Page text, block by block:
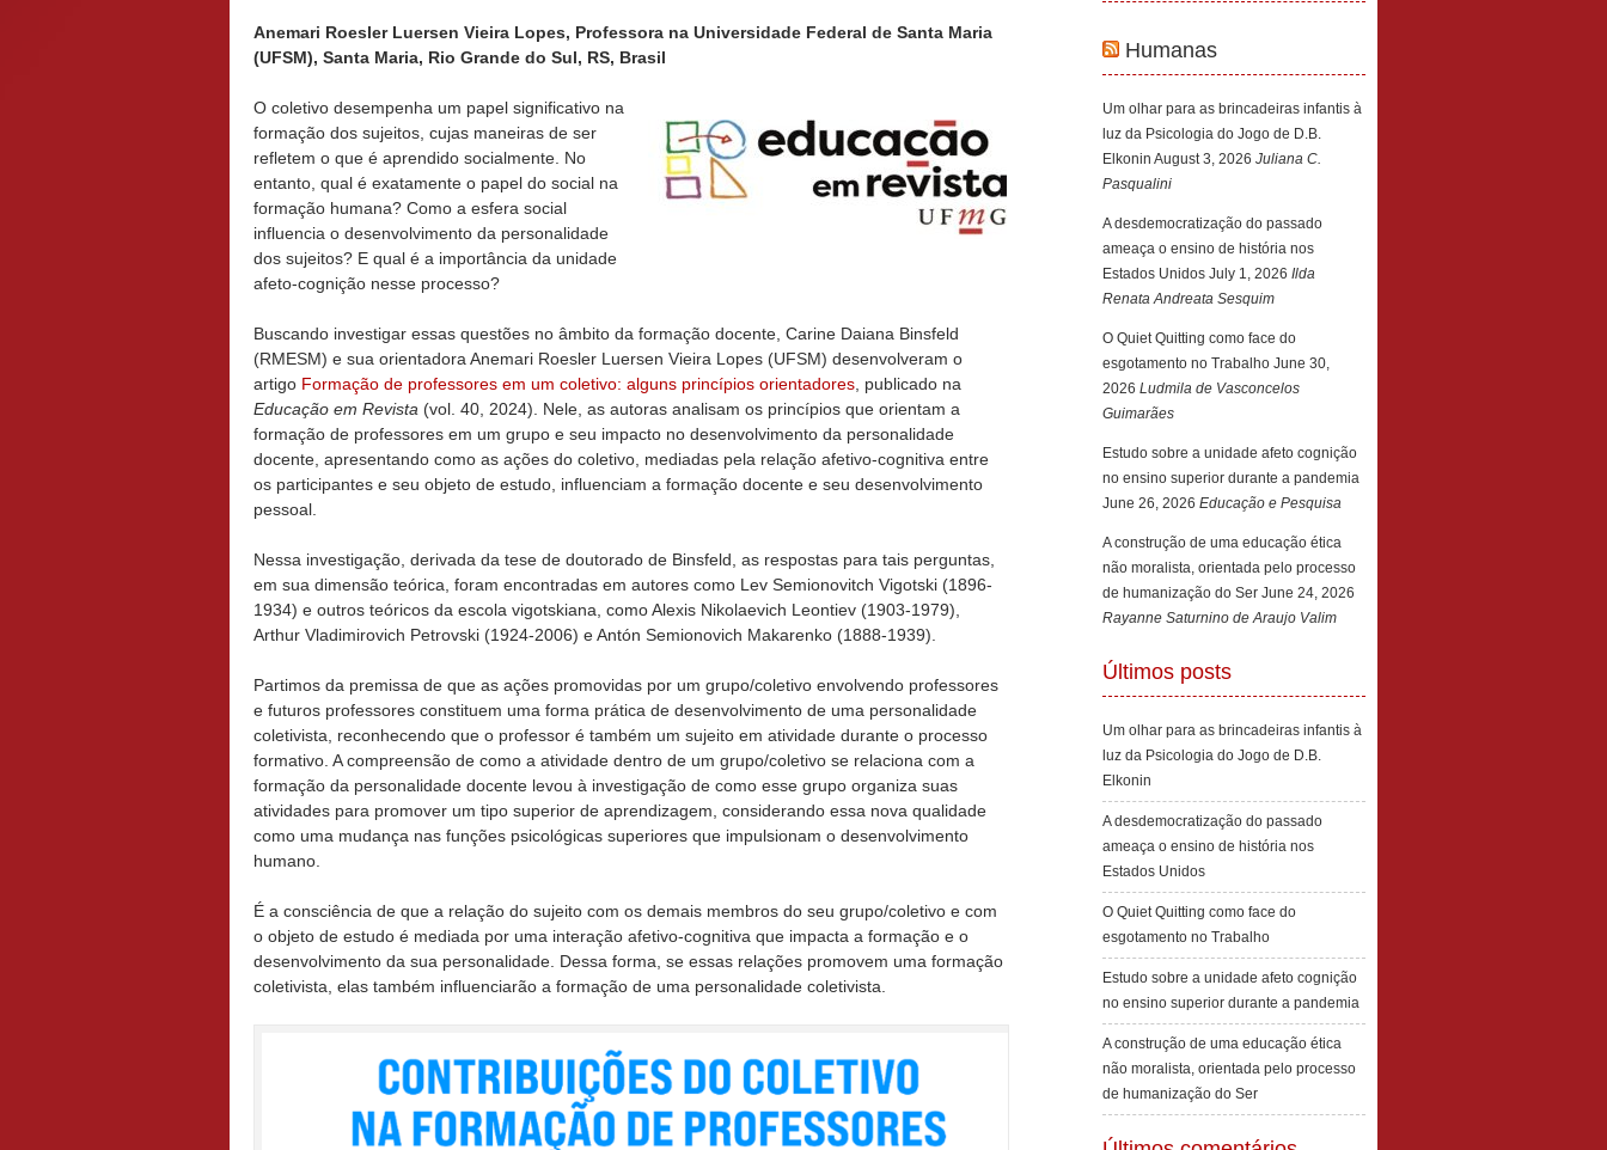
Anemari Roesler Luersen Vieira Lopes, Professora na Universidade Federal de Santa Maria
(UFSM), Santa Maria, Rio Grande do Sul, RS, Brasil
O coletivo desempenha um papel significativo na
formação dos sujeitos, cujas maneiras de ser
refletem o que é aprendido socialmente. No
entanto, qual é exatamente o papel do social na
formação humana? Como a esfera social
influencia o desenvolvimento da personalidade
dos sujeitos? E qual é a importância da unidade
afeto-cognição nesse processo?
Buscando investigar essas questões no âmbito da formação docente, Carine Daiana Binsfeld
(RMESM) e sua orientadora Anemari Roesler Luersen Vieira Lopes (UFSM) desenvolveram o
artigo Formação de professores em um coletivo: alguns princípios orientadores , publicado na
Educação em Revista (vol. 40, 2024). Nele, as autoras analisam os princípios que orientam a
formação de professores em um grupo e seu impacto no desenvolvimento da personalidade
docente, apresentando como as ações do coletivo, mediadas pela relação afetivo-cognitiva entre
os participantes e seu objeto de estudo, influenciam a formação docente e seu desenvolvimento
pessoal.
Nessa investigação, derivada da tese de doutorado de Binsfeld, as respostas para tais perguntas,
em sua dimensão teórica, foram encontradas em autores como Lev Semionovitch Vigotski (1896-
1934) e outros teóricos da escola vigotskiana, como Alexis Nikolaevich Leontiev (1903-1979),
Arthur Vladimirovich Petrovski (1924-2006) e Antón Semionovich Makarenko (1888-1939).
Partimos da premissa de que as ações promovidas por um grupo/coletivo envolvendo professores
e futuros professores constituem uma forma prática de desenvolvimento de uma personalidade
coletivista, reconhecendo que o professor é também um sujeito em atividade durante o processo
formativo. A compreensão de como a atividade dentro de um grupo/coletivo se relaciona com a
formação da personalidade docente levou à investigação de como esse grupo organiza suas
atividades para promover um tipo superior de aprendizagem, considerando essa nova qualidade
como uma mudança nas funções psicológicas superiores que impulsionam o desenvolvimento
humano.
É a consciência de que a relação do sujeito com os demais membros do seu grupo/coletivo e com
o objeto de estudo é mediada por uma interação afetivo-cognitiva que impacta a formação e o
desenvolvimento da sua personalidade. Dessa forma, se essas relações promovem uma formação
coletivista, elas também influenciarão a formação de uma personalidade coletivista.
Humanas
Um olhar para as brincadeiras infantis à
luz da Psicologia do Jogo de D.B.
Elkonin August 3, 2026 Juliana C.
Pasqualini
A desdemocratização do passado
ameaça o ensino de história nos
Estados Unidos July 1, 2026 Ilda
Renata Andreata Sesquim
O Quiet Quitting como face do
esgotamento no Trabalho June 30,
2026 Ludmila de Vasconcelos
Guimarães
Estudo sobre a unidade afeto cognição
no ensino superior durante a pandemia
June 26, 2026 Educação e Pesquisa
A construção de uma educação ética
não moralista, orientada pelo processo
de humanização do Ser June 24, 2026
Rayanne Saturnino de Araujo Valim
Últimos posts
Um olhar para as brincadeiras infantis à
luz da Psicologia do Jogo de D.B.
Elkonin
A desdemocratização do passado
ameaça o ensino de história nos
Estados Unidos
O Quiet Quitting como face do
esgotamento no Trabalho
Estudo sobre a unidade afeto cognição
no ensino superior durante a pandemia
A construção de uma educação ética
não moralista, orientada pelo processo
de humanização do Ser